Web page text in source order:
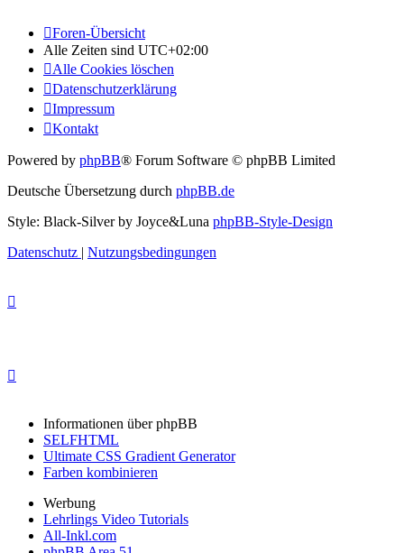
Foren-Übersicht
Alle Zeiten sind UTC+02:00
Alle Cookies löschen
Datenschutzerklärung
Impressum
Kontakt
Powered by phpBB® Forum Software © phpBB Limited
Deutsche Übersetzung durch phpBB.de
Style: Black-Silver by Joyce&Luna phpBB-Style-Design
Datenschutz | Nutzungsbedingungen
Informationen über phpBB
SELFHTML
Ultimate CSS Gradient Generator
Farben kombinieren
Werbung
Lehrlings Video Tutorials
All-Inkl.com